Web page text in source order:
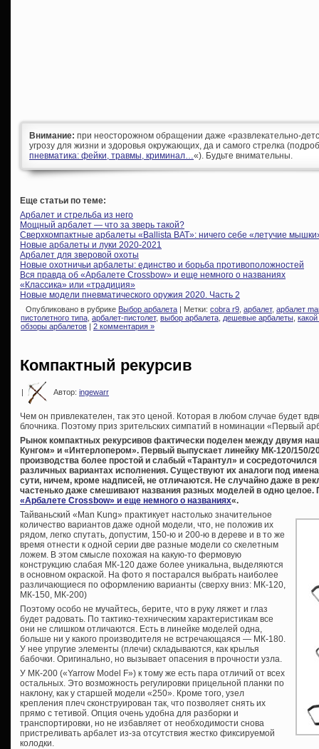
Внимание: при неосторожном обращении даже «развлекательно-
угрозу для жизни и здоровья окружающих, да и самого стрелка
пневматика: фейки, травмы, криминал…«). Будьте внимательны.
Еще статьи по теме:
Арбалет и стрельба из него
Мощный арбалет — что за зверь такой?
Сверхкомпактные арбалеты «Ballista BAT»: ничего себе «летучие
Новые арбалеты и луки 2020-2021
Арбалет для зверовой охоты
Новые охотничьи арбалеты: единство и борьба противоположностей
Вся правда об «Арбалете Crossbow» и еще немного о названиях
«Классика» или «традиция»
Новые модели пневматического оружия 2020. Часть 2
Опубликовано в рубрике Выбор арбалета | Метки: cobra r9 арбалет, арбалет
пистолетного типа арбалет-пистолет, выбор арбалета дешевые арбалеты
обзоры арбалетов | 2 комментария »
Компактный рекурсив
| Автор: ingewarr
Чем он привлекателен, так это ценой. Которая в любом случае будет
блочника. Поэтому приз зрительских симпатий в номинации «Первый
Рынок компактных рекурсивов фактически поделен между двумя
Кунгом» и «Интерлопером». Первый выпускает линейку МК-120/150/
производства более простой и слабый «Тарантул» и
различных вариантах исполнения. Существуют их аналоги под
сути, ничем, кроме надписей, не отличаются. Не случайно даже в
частенько даже смешивают названия разных моделей в одно целое.
«Арбалете Crossbow» и еще немного о названиях«.
Тайваньский «Man Kung» практикует настолько значительное
количество вариантов даже одной модели, что, не положив их
рядом, легко спутать, допустим, 150-ю и 200-ю в дереве и в то же
время отнести к одной серии две разные модели со скелетным
ложем. В этом смысле похожая на какую-то фермовую
конструкцию слабая МК-120 даже более уникальна, выделяются
в основном окраской. На фото я постарался выбрать наиболее
различающиеся по оформлению варианты (сверху вниз: МК-120,
МК-150, МК-200)
Поэтому особо не мучайтесь, берите, что в руку ляжет и глаз
будет радовать. По тактико-техническим характеристикам все
они не слишком отличаются. Есть в линейке моделей одна,
больше ни у какого производителя не встречающаяся — МК-180.
У нее упругие элементы (плечи) складываются, как крылья
бабочки. Оригинально, но вызывает опасения в прочности узла.
У МК-200 («Yarrow Model F») к тому же есть пара отличий от всех
остальных. Это возможность регулировки прицельной планки по
наклону, как у старшей модели «250». Кроме того, узел
крепления плеч сконструирован так, что позволяет снять их
прямо с тетивой. Опция очень удобна для разборки и
транспортировки, но не избавляет от необходимости снова
пристреливать арбалет из-за отсутствия жестко фиксируемой
колодки.